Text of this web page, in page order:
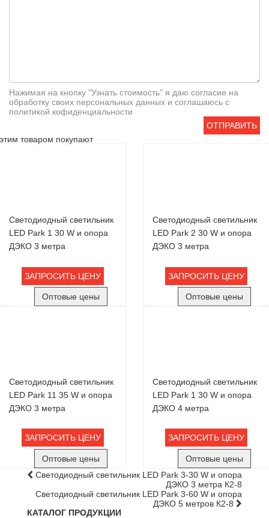
Нажимая на кнопку "Узнать стоимость" я даю согласие на
обработку своих персональных данных и соглашаюсь с
политикой кофиденциальности
ОТПРАВИТЬ
товаром покупают
Светодиодный светильник
LED Park 1 30 W и опора
ДЭКО 3 метра
ЗАПРОСИТЬ ЦЕНУ
Оптовые цены
Светодиодный светильник
LED Park 2 30 W и опора
ДЭКО 3 метра
ЗАПРОСИТЬ ЦЕНУ
Оптовые цены
Светодиодный светильник
LED Park 11 35 W и опора
ДЭКО 3 метра
ЗАПРОСИТЬ ЦЕНУ
Оптовые цены
Светодиодный светильник
LED Park 1 30 W и опора
ДЭКО 4 метра
ЗАПРОСИТЬ ЦЕНУ
Оптовые цены
Светодиодный светильник LED Park 3-30 W и опора
ДЭКО 3 метра К2-8
Светодиодный светильник LED Park 3-60 W и опора
ДЭКО 5 метров К2-8
КАТАЛОГ ПРОДУКЦИИ